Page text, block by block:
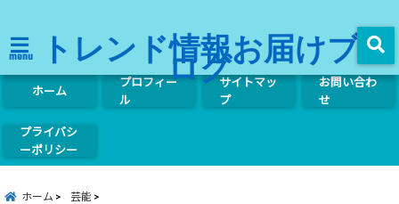
menu トレンド情報お届けブ
ログ
ホーム
プロフィー
ル
サイトマッ
プ
お問い合わ
せ
プライバシ
ーポリシー
ホーム 芸能